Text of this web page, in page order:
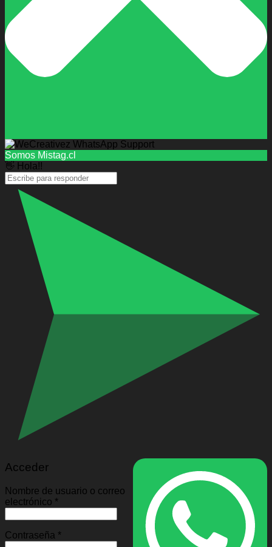
Somos Mistag.cl
👋 Hola!!
Acceder
Nombre de usuario o correo
electrónico *
Contraseña *